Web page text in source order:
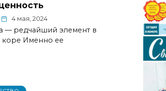
4 мая, 2024
— редчайший элемент в
коре Именно ее